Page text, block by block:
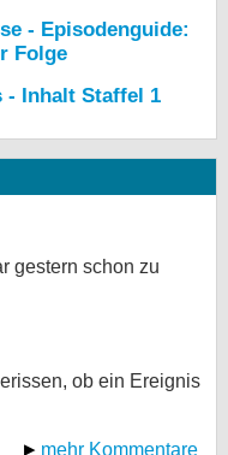
- Episodenguide:
Folge
- Inhalt Staffel 1
gestern schon zu
ob ein Ereignis
mehr Kommentare